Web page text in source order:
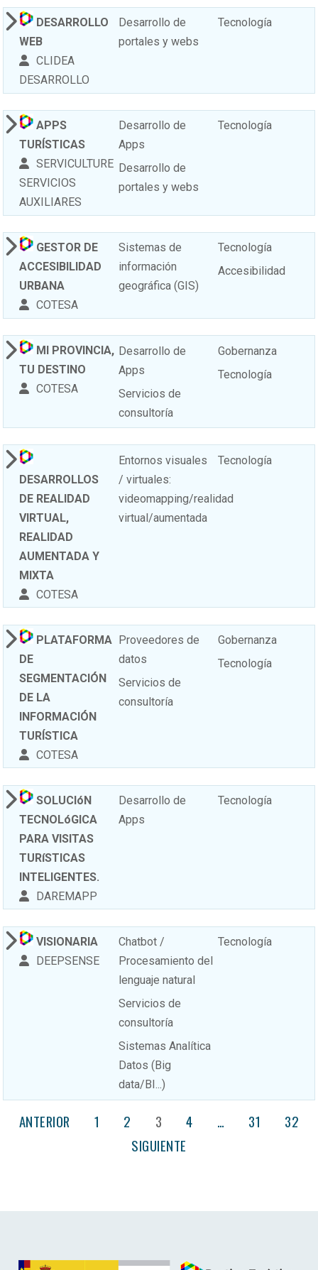
DESARROLLO
WEB
CLIDEA
DESARROLLO
Desarrollo de
portales y webs
Tecnología
APPS
TURÍSTICAS
SERVICULTURE
SERVICIOS
AUXILIARES
Desarrollo de
Apps
Desarrollo de
portales y webs
Tecnología
GESTOR DE
ACCESIBILIDAD
URBANA
COTESA
Sistemas de
información
geográfica (GIS)
Tecnología
Accesibilidad
MI PROVINCIA,
TU DESTINO
COTESA
Desarrollo de
Apps
Servicios de
consultoría
Gobernanza
Tecnología
DESARROLLOS
DE REALIDAD
VIRTUAL,
REALIDAD
AUMENTADA Y
MIXTA
COTESA
Entornos visuales
/ virtuales:
videomapping/realidad
virtual/aumentada
Tecnología
PLATAFORMA
DE
SEGMENTACIÓN
DE LA
INFORMACIÓN
TURÍSTICA
COTESA
Proveedores de
datos
Servicios de
consultoría
Gobernanza
Tecnología
SOLUCIóN
TECNOLóGICA
PARA VISITAS
TURíSTICAS
INTELIGENTES.
DAREMAPP
Desarrollo de
Apps
Tecnología
VISIONARIA
DEEPSENSE
Chatbot /
Procesamiento del
lenguaje natural
Servicios de
consultoría
Sistemas Analítica
Datos (Big
data/BI...)
Tecnología
ANTERIOR 1 2 3 4 … 31
32
SIGUIENTE